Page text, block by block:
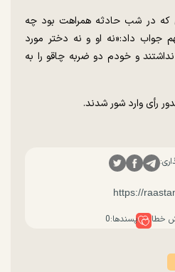
که در شب حادثه همراهت بود چه
جواب داد:«نه او و نه دختر مورد
و خودم دو ضربه چاقو را به
رأی وارد شور شدند.
خطا پسندها:0